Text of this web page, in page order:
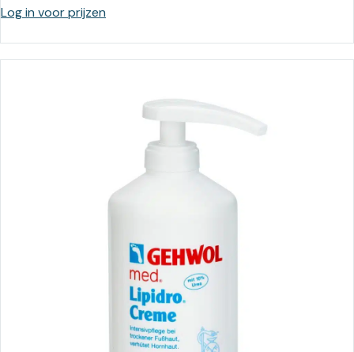
Log in voor prijzen